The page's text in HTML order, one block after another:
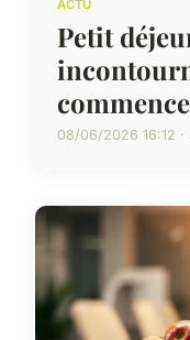
ACTU
Petit
08/06/2026 16:12 ·